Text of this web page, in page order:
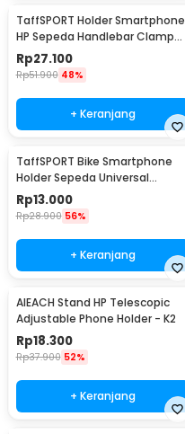
TaffSPORT Holder Smartphone
HP Sepeda Handlebar Clamp
Bicycle Holder - YP07
Rp27.100
Rp51.900 48%
+ Keranjang
TaffSPORT Bike Smartphone
Holder Sepeda Universal
Bicycle - JR-OK5
Rp13.000
Rp28.900 56%
+ Keranjang
AIEACH Stand HP Telescopic
Adjustable Phone Holder - K2
Rp18.300
Rp37.900 52%
+ Keranjang